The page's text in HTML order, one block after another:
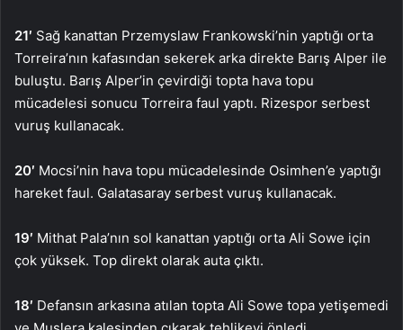
21′ Sağ kanattan Przemyslaw Frankowski’nin yaptığı orta
Torreira’nın kafasından sekerek arka direkte Barış Alper ile
buluştu. Barış Alper’in çevirdiği topta hava topu
mücadelesi sonucu Torreira faul yaptı. Rizespor serbest
vuruş kullanacak.
20′ Mocsi’nin hava topu mücadelesinde Osimhen’e yaptığı
hareket faul. Galatasaray serbest vuruş kullanacak.
19′ Mithat Pala’nın sol kanattan yaptığı orta Ali Sowe için
çok yüksek. Top direkt olarak auta çıktı.
18′ Defansın arkasına atılan topta Ali Sowe topa yetişemedi